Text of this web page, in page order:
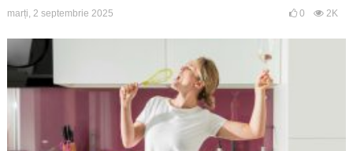
marți, 2 septembrie 2025 0 2K